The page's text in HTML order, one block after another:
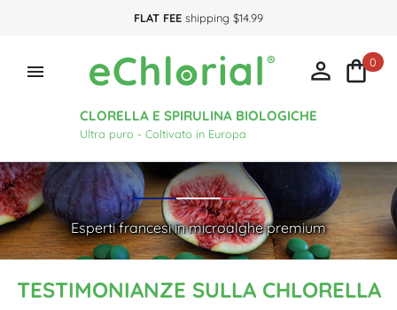
FLAT FEE shipping $14.99

CLORELLA E SPIRULINA BIOLOGICHE
Ultra puro - Coltivato in Europa
 0
Esperti francesi in microalghe premium
TESTIMONIANZE SULLA CHLORELLA